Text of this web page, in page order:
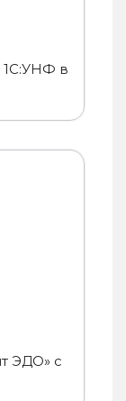
1С:УНФ в
ЭДО» с